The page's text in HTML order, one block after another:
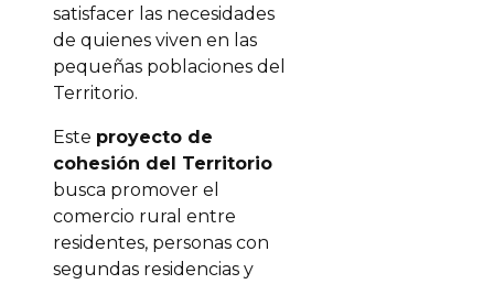
satisfacer las necesidades
de quienes viven en las
pequeñas poblaciones del
Territorio.
Este proyecto de
cohesión del Territorio
busca promover el
comercio rural entre
residentes, personas con
segundas residencias y